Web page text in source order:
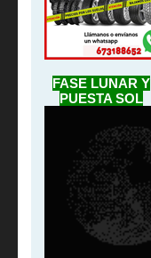
FASE LUNAR Y
PUESTA SOL